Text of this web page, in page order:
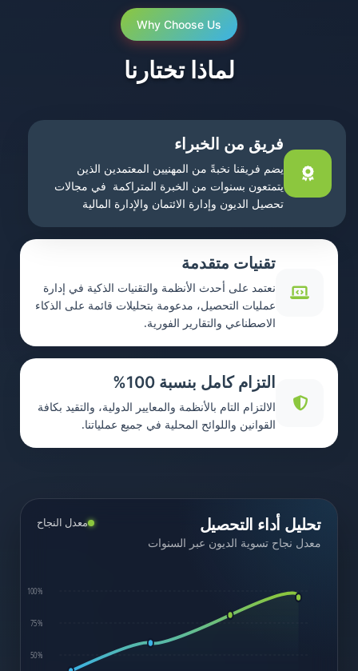
Why Choose Us
لماذا تختارنا
فريق من الخبراء
يضم فريقنا نخبةً من المهنيين المعتمدين الذين
يتمتعون بسنوات من الخبرة المتراكمة في مجالات
تحصيل الديون وإدارة الائتمان والإدارة المالية
تقنيات متقدمة
نعتمد على أحدث الأنظمة والتقنيات الذكية في إدارة
عمليات التحصيل، مدعومة بتحليلات قائمة على الذكاء
الاصطناعي والتقارير الفورية.
التزام كامل بنسبة 100%
الالتزام التام بالأنظمة والمعايير الدولية، والتقيد بكافة
القوانين واللوائح المحلية في جميع عملياتنا.
تحليل أداء التحصيل
معدل نجاح تسوية الديون عبر السنوات
معدل النجاح
100%
75%
50%